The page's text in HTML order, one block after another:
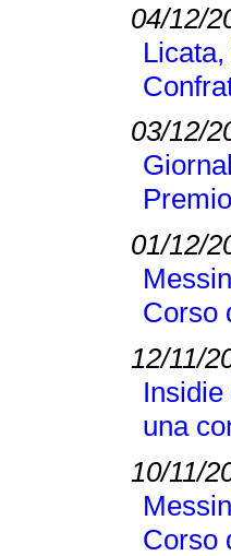
04/12/
03/12/
01/12/
Corso
12/11/
una
10/11/
Corso